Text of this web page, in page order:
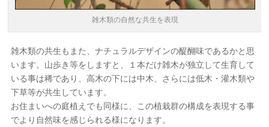
雑木類の自然な共生を表現
雑木類の共生もまた、ナチュラルデザインの醍醐味であるかと思
います。山歩き等をしますと、１本だけ雑木が独立して生育して
いる事は稀であり、高木の下には中木、さらには低木・灌木類や
下草等が共生しています。
お住まいへの庭植えでも同様に、この植栽群の構成を表現する事
でより自然味を感じられる様になります。